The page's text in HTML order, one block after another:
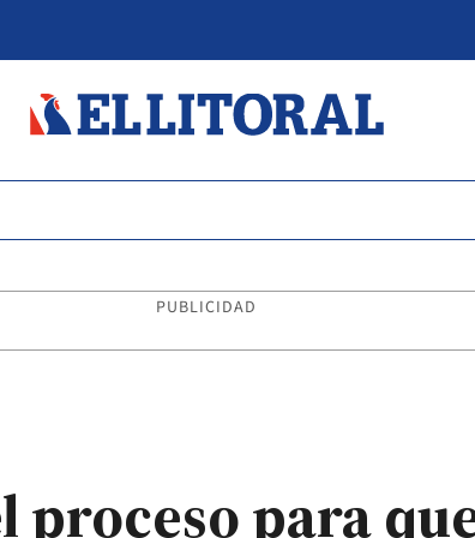
PUBLICIDAD
para